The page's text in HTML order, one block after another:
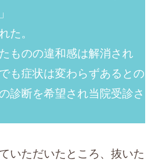
」
た。
ものの違和感は解消され
も症状は変わらずあるとの
診断を希望され当院受診さ
いただいたところ、抜いた